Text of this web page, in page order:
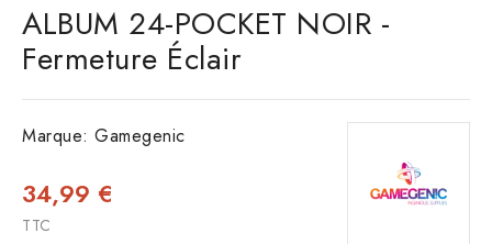
ALBUM 24-POCKET NOIR -
Fermeture Éclair
Marque: Gamegenic
34,99 €
TTC